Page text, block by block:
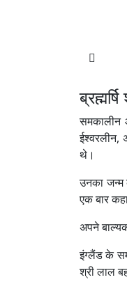
समकालीन
ईश्वरलीन,
थे।
उनका जन्म
एक बार
अपने
इंग्लैंड के
श्री लाल